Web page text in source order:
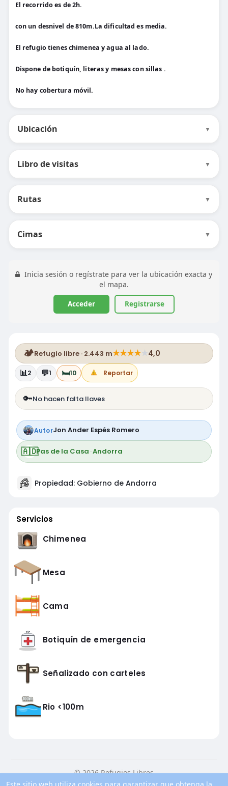
El recorrido es de 2h.
con un desnivel de 810m.La dificultad es media.
El refugio tienes chimenea y agua al lado.
Dispone de botiquín, literas y mesas con sillas .
No hay cobertura móvil.
Ubicación ▼
Libro de visitas ▼
Rutas ▼
Cimas ▼
Inicia sesión o regístrate para ver la ubicación exacta y
el mapa.
Acceder Registrarse
🏕️Refugio libre · 2.443 m★★★★★4,0
📊2 💬1 🛏️10 Reportar
🔑No hacen falta llaves
AutorJon Ander Espés Romero
🇦🇩Pas de la Casa ·Andorra
Propiedad: Gobierno de Andorra
Servicios
Chimenea
Mesa
Cama
Botiquín de emergencia
Señalizado con carteles
Rio <100m
© 2026 Refugios Libres